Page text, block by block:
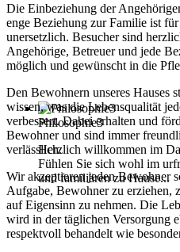
Philosophie3
Herzlich willkommen im
Fühlen Sie sich wohl im
und familiären zu Hause...
Die Einbeziehung der
enge Beziehung zur Familie ist
unersetzlich. Besucher sind
Angehörige, Betreuer und jede
möglich und gewünscht in die
Den Bewohnern unseres Hauses
wissen, was die Lebensqualität
verbessert. Dabei erhalten und
Bewohner und sind immer
verlässlich.
Wir akzeptieren jeden Bewohner
Aufgabe, Bewohner zu erziehen,
auf Eigensinn zu nehmen. Die
wird in der täglichen Versorgung
respektvoll behandelt wie